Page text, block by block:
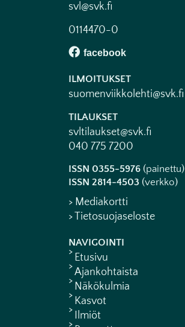
svl@svk.fi
0114470-0
ILMOITUKSET
suomenviikkolehti@svk.fi
TILAUKSET
svltilaukset@svk.fi
040 775 7200
ISSN 0355-5976 (painettu)
ISSN 2814-4503 (verkko)
> Mediakortti
> Tietosuojaseloste
NAVIGOINTI
Etusivu
Ajankohtaista
Näkökulmia
Kasvot
Ilmiöt